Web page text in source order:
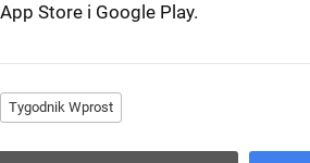
App Store i Google Play.
Tygodnik Wprost